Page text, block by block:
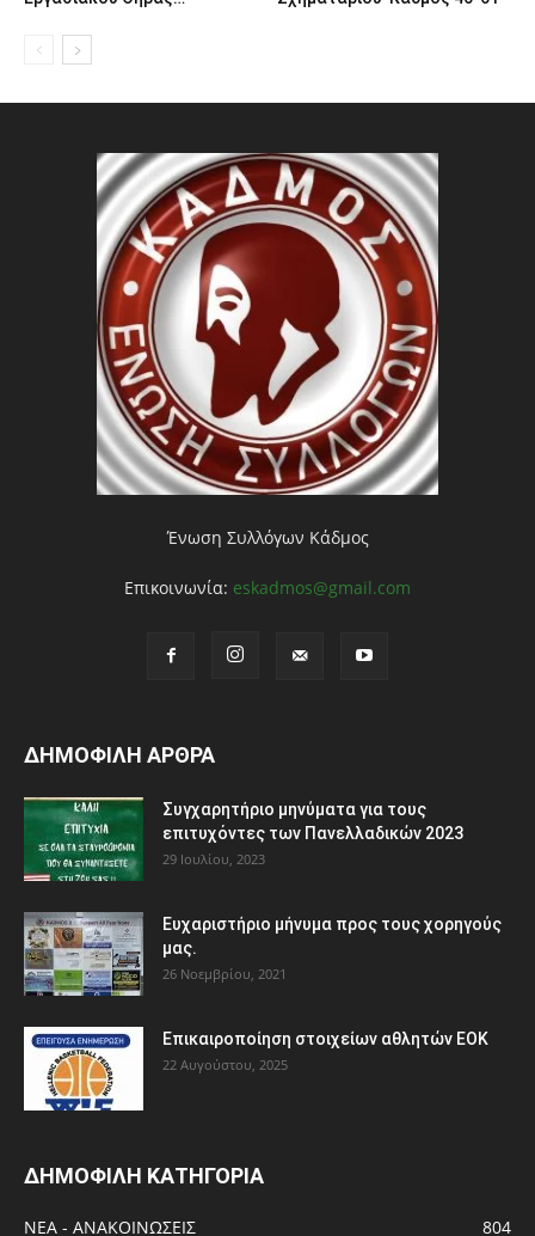
Ένωση Συλλόγων Κάδμος
Επικοινωνία: eskadmos@gmail.com
ΔΗΜΟΦΙΛΗ ΑΡΘΡΑ
Συγχαρητήριο μηνύματα για τους
επιτυχόντες των Πανελλαδικών 2023
29 Ιουλίου, 2023
Ευχαριστήριο μήνυμα προς τους χορηγούς
μας.
26 Νοεμβρίου, 2021
Eπικαιροποίηση στοιχείων αθλητών ΕΟΚ
22 Αυγούστου, 2025
ΔΗΜΟΦΙΛΗ ΚΑΤΗΓΟΡΙΑ
ΝΕΑ - ΑΝΑΚΟΙΝΩΣΕΙΣ 804